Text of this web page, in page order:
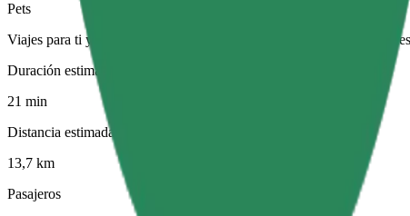
Pets
Viajes para ti y tu mascota. Los perros deben llevar bozal, los
Duración estimada del viaje
21 min
Distancia estimada
13,7 km
Pasajeros